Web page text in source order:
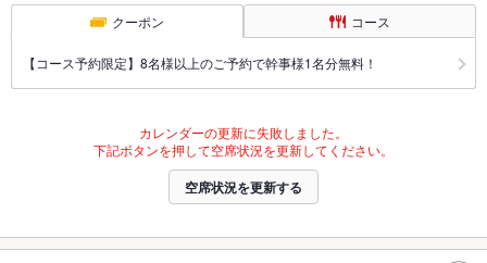
クーポン コース
【コース予約限定】8名様以上のご予約で幹事様1名分無料！
カレンダーの更新に失敗しました。
下記ボタンを押して空席状況を更新してください。
空席状況を更新する